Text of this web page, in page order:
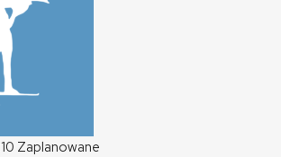
Zaplanowane